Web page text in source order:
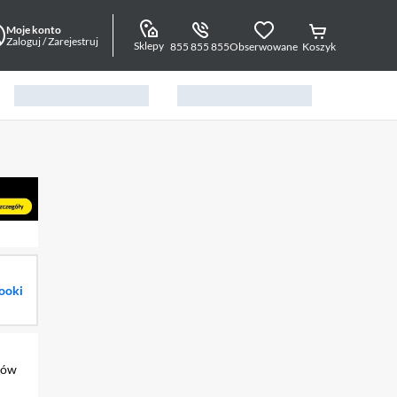
Moje konto
Zaloguj / Zarejestruj
Sklepy 855 855 855Obserwowane Koszyk